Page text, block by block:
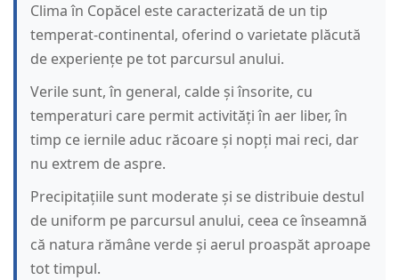
Clima în Copăcel este caracterizată de un tip
temperat-continental, oferind o varietate plăcută
de experiențe pe tot parcursul anului.
Verile sunt, în general, calde și însorite, cu
temperaturi care permit activități în aer liber, în
timp ce iernile aduc răcoare și nopți mai reci, dar
nu extrem de aspre.
Precipitațiile sunt moderate și se distribuie destul
de uniform pe parcursul anului, ceea ce înseamnă
că natura rămâne verde și aerul proaspăt aproape
tot timpul.